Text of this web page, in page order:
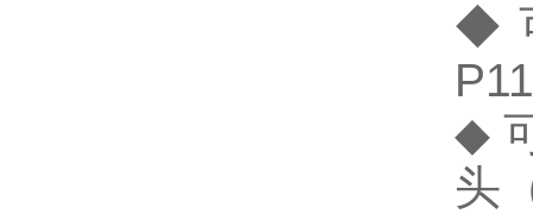
◆
◆
头